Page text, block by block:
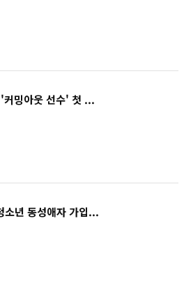
밍아웃 선수' 첫 ...
년 동성애자 가입...